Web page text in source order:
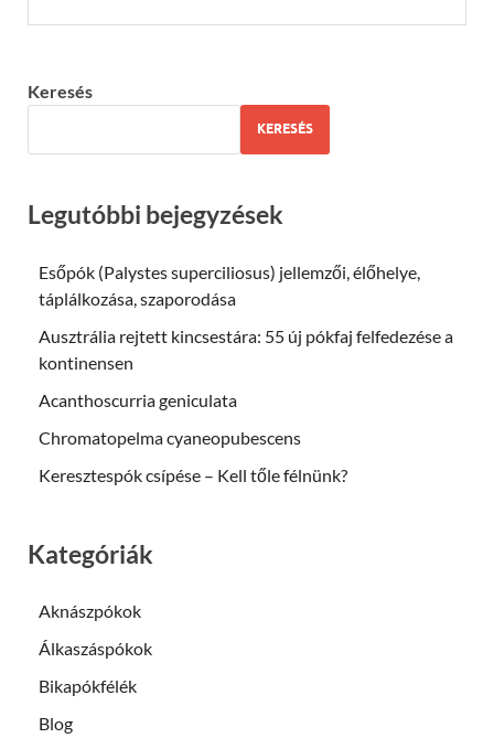
Keresés
KERESÉS
Legutóbbi bejegyzések
Esőpók (Palystes superciliosus) jellemzői, élőhelye,
táplálkozása, szaporodása
Ausztrália rejtett kincsestára: 55 új pókfaj felfedezése a
kontinensen
Acanthoscurria geniculata
Chromatopelma cyaneopubescens
Keresztespók csípése – Kell tőle félnünk?
Kategóriák
Aknászpókok
Álkaszáspókok
Bikapókfélék
Blog